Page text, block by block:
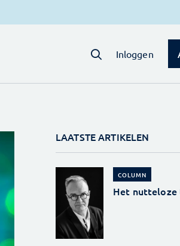
Inloggen
LAATSTE ARTIKELEN
COLUMN
Het nutteloze